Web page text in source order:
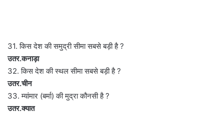
31. किस देश की समुद्री सीमा सबसे बड़ी है ?
उतर.कनाड़ा
32. किस देश की स्थल सीमा सबसे बड़ी है ?
उतर.चीन
33. म्यांमार (बर्मा) की मुद्रा कौनसी है ?
उतर.क्यात